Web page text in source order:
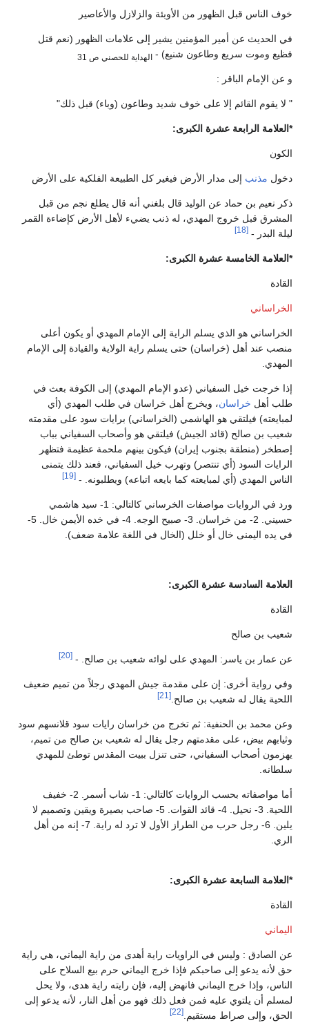
خوف الناس قبل الظهور من الأوبئة والزلازل والأعاصير
في الحديث عن أمير المؤمنين يشير إلى علامات الظهور (نعم قتل
فظيع وموت سريع وطاعون شنيع) - الهداية للحصني ص 31
و عن الإمام الباقر :
" لا يقوم القائم إلا على خوف شديد وطاعون (وباء) قبل ذلك"
*العلامة الرابعة عشرة الكبرى:
الكون
دخول مذنب إلى مدار الأرض فيغير كل الطبيعة الفلكية على الأرض
ذكر نعيم بن حماد عن الوليد قال بلغني أنه قال يطلع نجم من قبل
المشرق قبل خروج المهدي، له ذنب يضيء لأهل الأرض كإضاءة القمر
ليلة البدر - [18]
*العلامة الخامسة عشرة الكبرى:
القادة
الخراساني
الخراساني هو الذي يسلم الراية إلى الإمام المهدي أو يكون أعلى
منصب عند أهل (خراسان) حتى يسلم راية الولاية والقيادة إلى الإمام
المهدي.
إذا خرجت خيل السفياني (عدو الإمام المهدي) إلى الكوفة بعث في
طلب أهل خراسان، ويخرج أهل خراسان في طلب المهدي (أي
لمبايعته) فيلتقي هو الهاشمي (الخراساني) برايات سود على مقدمته
شعيب بن صالح (قائد الجيش) فيلتقي هو وأصحاب السفياني بباب
إصطخر (منطقة بجنوب إيران) فيكون بينهم ملحمة عظيمة فتظهر
الرايات السود (أي تنتصر) وتهرب خيل السفياني، فعند ذلك يتمنى
الناس المهدي (أي لمبايعته كما بايعه اتباعه) ويطلبونه. - [19]
ورد في الروايات مواصفات الخرساني كالتالي: 1- سيد هاشمي
حسيني. 2- من خراسان. 3- صبيح الوجه. 4- في خده الأيمن خال. 5-
في يده اليمنى خال أو خلل (الخال في اللغة علامة ضعف).
العلامة السادسة عشرة الكبرى:
القادة
شعيب بن صالح
عن عمار بن ياسر: المهدي على لوائه شعيب بن صالح. - [20]
وفي رواية أخرى: إن على مقدمة جيش المهدي رجلاً من تميم ضعيف
اللحية يقال له شعيب بن صالح. [21]
وعن محمد بن الحنفية: ثم تخرج من خراسان رايات سود قلانسهم سود
وثيابهم بيض، على مقدمتهم رجل يقال له شعيب بن صالح من تميم،
يهزمون أصحاب السفياني، حتى تنزل ببيت المقدس توطئ للمهدي
سلطانه.
أما مواصفاته بحسب الروايات كالتالي: 1- شاب أسمر. 2- خفيف
اللحية. 3- نحيل. 4- قائد القوات. 5- صاحب بصيرة ويقين وتصميم لا
يلين. 6- رجل حرب من الطراز الأول لا ترد له راية. 7- إنه من أهل
الري.
*العلامة السابعة عشرة الكبرى:
القادة
اليماني
عن الصادق : وليس في الراويات راية أهدى من راية اليماني، هي راية
حق لأنه يدعو إلى صاحبكم فإذا خرج اليماني حرم بيع السلاح على
الناس، وإذا خرج اليماني فانهض إليه، فإن رايته راية هدى، ولا يحل
لمسلم أن يلتوي عليه فمن فعل ذلك فهو من أهل النار، لأنه يدعو إلى
الحق، وإلى صراط مستقيم. [22]